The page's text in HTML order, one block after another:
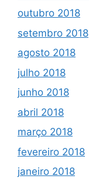
outubro 2018
setembro 2018
agosto 2018
julho 2018
junho 2018
abril 2018
março 2018
fevereiro 2018
janeiro 2018